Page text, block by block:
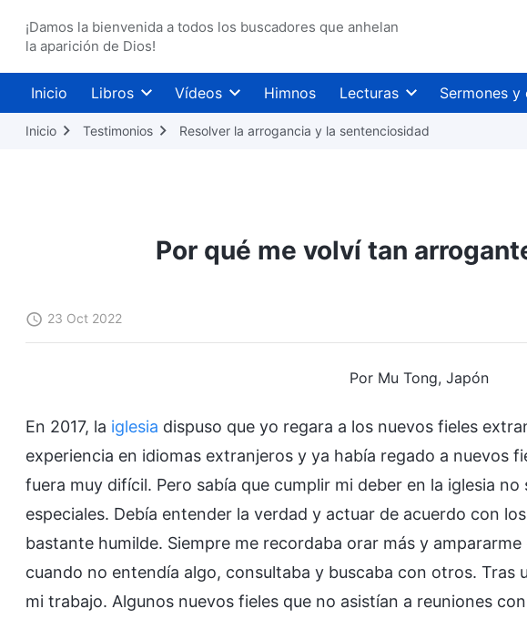
¡Damos la bienvenida a todos los buscadores que anhelan
la aparición de Dios!
Inicio Libros Vídeos Himnos Lecturas Sermones y
Inicio Testimonios Resolver la arrogancia y la sentenciosidad
Por qué me volví tan
23 Oct 2022
Por Mu Tong, Japón
En 2017, la iglesia dispuso que yo regara a los nuevos fieles
experiencia en idiomas extranjeros y ya había regado a nuevos
fuera muy difícil. Pero sabía que cumplir mi deber en la iglesia
especiales. Debía entender la verdad y actuar de acuerdo con
bastante humilde. Siempre me recordaba orar más y ampararme
cuando no entendía algo, consultaba y buscaba con otros. Tras
mi trabajo. Algunos nuevos fieles que no asistían a reuniones